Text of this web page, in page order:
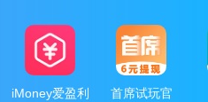
iMoney爱盈利 首席试玩官